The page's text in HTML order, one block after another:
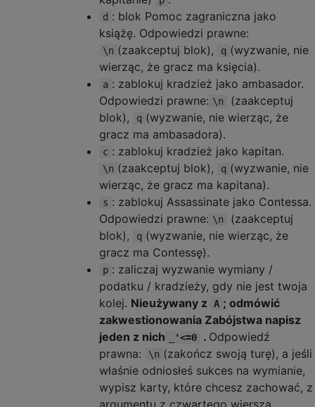
d : blok Pomoc zagraniczna jako
książę. Odpowiedzi prawne:
\n (zaakceptuj blok), q (wyzwanie, nie
wierząc, że gracz ma księcia).
a : zablokuj kradzież jako ambasador.
Odpowiedzi prawne: \n
(zaakceptuj
blok),
q (wyzwanie, nie wierząc, że
gracz ma ambasadora).
c : zablokuj kradzież jako kapitan.
\n (zaakceptuj blok), q (wyzwanie, nie
wierząc, że gracz ma kapitana).
s : zablokuj Assassinate jako Contessa.
Odpowiedzi prawne: \n
(zaakceptuj
blok),
q (wyzwanie, nie wierząc, że
gracz ma Contessę).
p : zaliczaj wyzwanie wymiany /
podatku / kradzieży, gdy nie jest twoja
kolej. Nieużywany z A ; odmówić
zakwestionowania Zabójstwa napisz
jeden z nich
_'<=0 . Odpowiedź
prawna:
\n (zakończ swoją turę), a jeśli
właśnie odniosłeś sukces na wymianie,
wypisz karty, które chcesz zachować, z
argumentu z czwartego wiersza